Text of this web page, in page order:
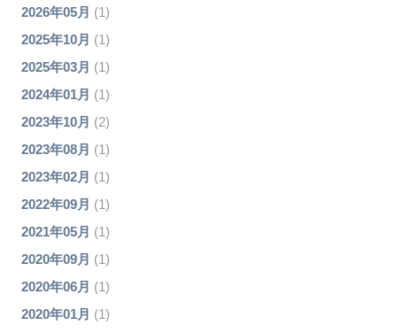
2026年05月 (1)
2025年10月 (1)
2025年03月 (1)
2024年01月 (1)
2023年10月 (2)
2023年08月 (1)
2023年02月 (1)
2022年09月 (1)
2021年05月 (1)
2020年09月 (1)
2020年06月 (1)
2020年01月 (1)